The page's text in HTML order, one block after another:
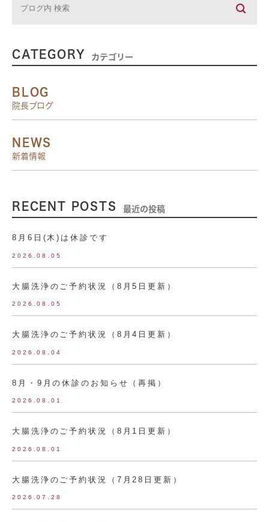
CATEGORY カテゴリー
BLOG
院長ブログ
NEWS
新着情報
RECENT POSTS 最近の投稿
8月6日(木)は休診です
2026.08.05
大腸洗浄のご予約状況（8月5日更新）
2026.08.05
大腸洗浄のご予約状況（8月4日更新）
2026.08.04
8月・9月の休診のお知らせ（再掲）
2026.08.01
大腸洗浄のご予約状況（8月1日更新）
2026.08.01
大腸洗浄のご予約状況（7月28日更新）
2026.07.28